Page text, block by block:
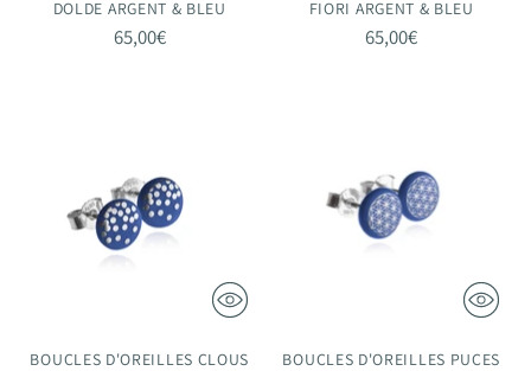
DOLDE ARGENT & BLEU
65,00€
FIORI ARGENT & BLEU
65,00€
BOUCLES D'OREILLES CLOUS
BOUCLES D'OREILLES PUCES